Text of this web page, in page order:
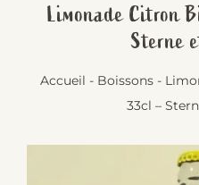
Limonade Citron
Sterne
Accueil - Boissons -
33cl –